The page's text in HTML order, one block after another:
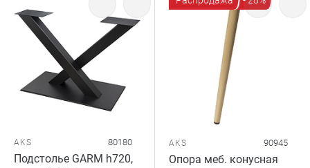
AKS 80180
Подстолье GARM h720,
AKS 90945
Опора меб. конусная